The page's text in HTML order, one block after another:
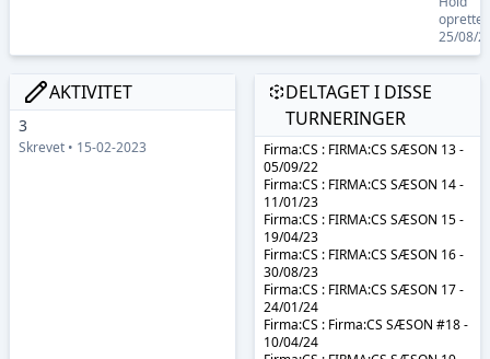
oprettet:
25/08/
AKTIVITET
3
Skrevet • 15-02-2023
DELTAGET I DISSE
TURNERINGER
Firma:CS : FIRMA:CS SÆSON 13 -
05/09/22
Firma:CS : FIRMA:CS SÆSON 14 -
11/01/23
Firma:CS : FIRMA:CS SÆSON 15 -
19/04/23
Firma:CS : FIRMA:CS SÆSON 16 -
30/08/23
Firma:CS : FIRMA:CS SÆSON 17 -
24/01/24
Firma:CS : Firma:CS SÆSON #18 -
10/04/24